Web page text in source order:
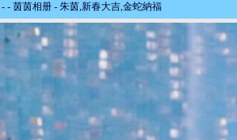
- - 茵茵相册 - 朱茵,新春大吉,金蛇納福